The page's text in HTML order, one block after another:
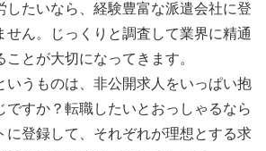
したいなら、経験豊富な派遣会社に登
せん。じっくりと調査して業界に精通
ことが大切になってきます。
いうものは、非公開求人をいっぱい抱
ですか？転職したいとおっしゃるなら
に登録して、それぞれが理想とする求